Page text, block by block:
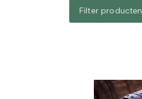
Filter producten